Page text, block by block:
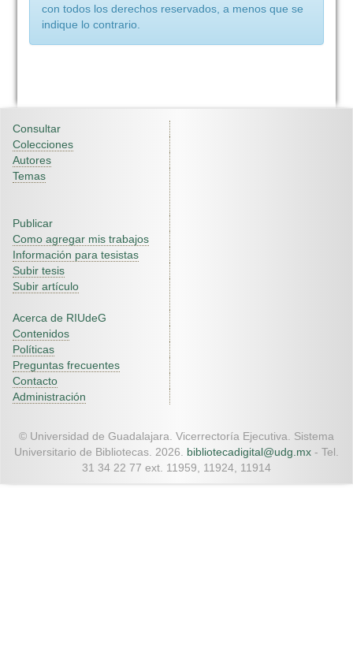
con todos los derechos reservados, a menos que se
indique lo contrario.
Consultar
Colecciones
Autores
Temas
Publicar
Como agregar mis trabajos
Información para tesistas
Subir tesis
Subir artículo
Acerca de RIUdeG
Contenidos
Políticas
Preguntas frecuentes
Contacto
Administración
© Universidad de Guadalajara. Vicerrectoría Ejecutiva. Sistema
Universitario de Bibliotecas. 2026. bibliotecadigital@udg.mx - Tel.
31 34 22 77 ext. 11959, 11924, 11914